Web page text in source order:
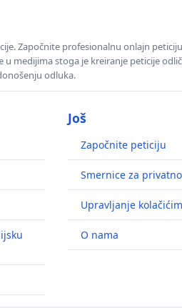
Započnite profesionalnu onlajn
u medijima stoga je kreiranje peticije
odluka.
Još
Započnite peticiju
Smernice za
Upravljanje
O nama